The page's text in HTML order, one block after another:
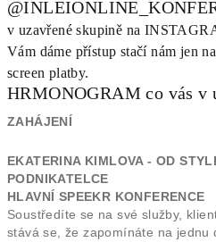
v uzavřené skupině na
Vám dáme přístup stačí nám jen
screen platby.
HRMONOGRAM co vás v
ZAHÁJENÍ
EKATERINA KIMLOVA - OD
PODNIKATELCE
HLAVNÍ SPEEKR KONFERENCE
Soustředíte se na své služby,
stává se, že zapomínáte na jednu